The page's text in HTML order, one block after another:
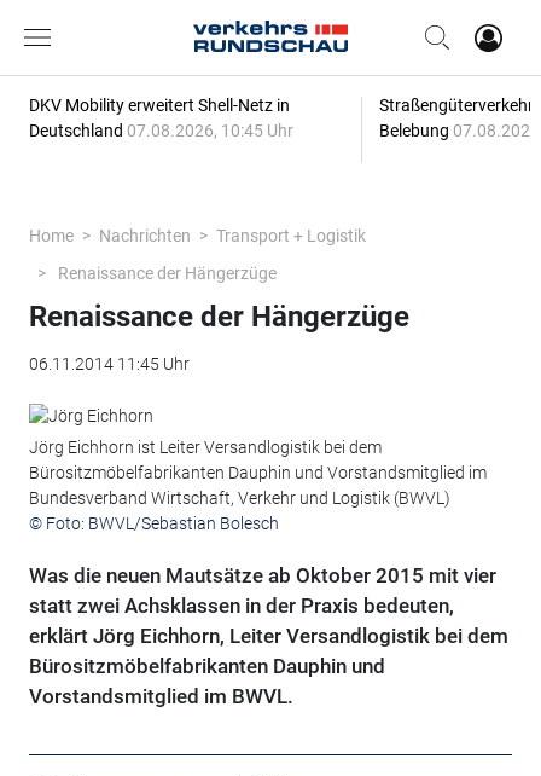
DKV Mobility erweitert Shell-Netz in
Deutschland 07.08.2026, 10:45 Uhr
Straßengüterverkehr
Belebung
Home Nachrichten
Transport + Logistik
Renaissance der Hängerzüge
Renaissance der Hängerzüge
06.11.2014 11:45 Uhr
Jörg Eichhorn ist Leiter Versandlogistik bei dem
Bürositzmöbelfabrikanten Dauphin und Vorstandsmitglied im
Bundesverband Wirtschaft, Verkehr und Logistik (BWVL)
© Foto: BWVL/Sebastian Bolesch
Was die neuen Mautsätze ab Oktober 2015 mit vier
statt zwei Achsklassen in der Praxis bedeuten,
erklärt Jörg Eichhorn, Leiter Versandlogistik bei dem
Bürositzmöbelfabrikanten Dauphin und
Vorstandsmitglied im BWVL.